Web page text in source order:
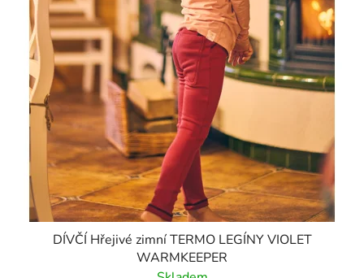
DÍVČÍ Hřejivé zimní TERMO LEGÍNY VIOLET
WARMKEEPER